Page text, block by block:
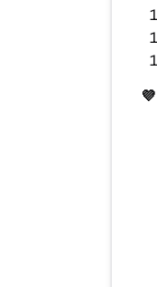
💜